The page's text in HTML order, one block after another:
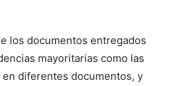
los documentos entregados
mayoritarias como las
diferentes documentos, y